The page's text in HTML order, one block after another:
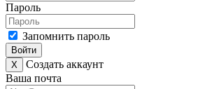
Пароль
Запомнить пароль
Войти
X
Создать аккаунт
Ваша почта